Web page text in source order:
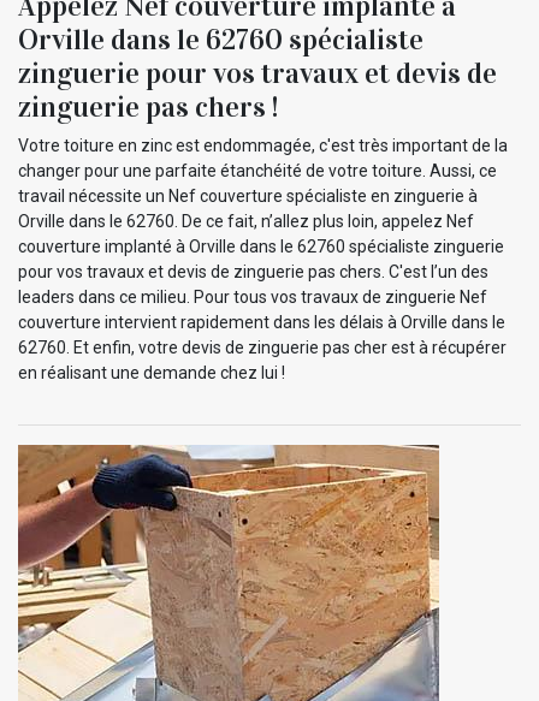
Orville dans le 62760 spécialiste
zinguerie pour vos travaux et devis de
zinguerie pas chers !
Votre toiture en zinc est endommagée, c'est très important de la
changer pour une parfaite étanchéité de votre toiture. Aussi, ce
travail nécessite un Nef couverture spécialiste en zinguerie à
Orville dans le 62760. De ce fait, n’allez plus loin, appelez Nef
couverture implanté à Orville dans le 62760 spécialiste zinguerie
pour vos travaux et devis de zinguerie pas chers. C'est l’un des
leaders dans ce milieu. Pour tous vos travaux de zinguerie Nef
couverture intervient rapidement dans les délais à Orville dans le
62760. Et enfin, votre devis de zinguerie pas cher est à récupérer
en réalisant une demande chez lui !